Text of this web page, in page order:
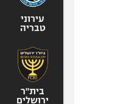
עירוני
טבריה
בית"ר
ירושלים